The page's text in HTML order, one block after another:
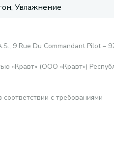
Увлажнение
9 Rue Du Commandant Pilot –
«Кравт» (ООО «Кравт»)
с требованиями